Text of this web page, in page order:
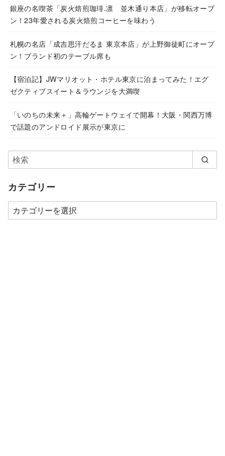
銀座の名喫茶「炭火焙煎珈琲.凛 並木通り本店」が移転オープ
ン！23年愛される炭火焙煎コーヒーを味わう
札幌の名店「成吉思汗だるま 東京本店」が上野御徒町にオープ
ン！ブランド初のテーブル席も
【宿泊記】JWマリオット・ホテル東京に泊まってみた！エグ
ゼクティブスイート＆ラウンジを大満喫
「いのちの未来＋」高輪ゲートウェイで開幕！大阪・関西万博
で話題のアンドロイド展示が東京に
カテゴリー
カ
テ